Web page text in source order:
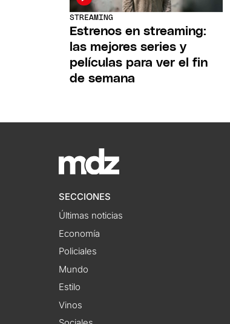
STREAMING
Estrenos en streaming:
las mejores series y
películas para ver el fin
de semana
SECCIONES
Últimas noticias
Economía
Policiales
Mundo
Estilo
Vinos